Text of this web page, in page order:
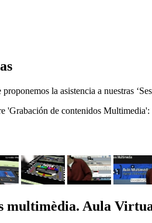
la asistencia a nuestras
'Grabación de contenidos Multimedia':
multimèdia. Aula